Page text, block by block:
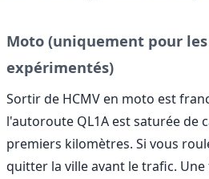
Moto (uniquement pour
expérimentés)
Sortir de HCMV en moto est
l'autoroute QL1A est saturée de
premiers kilomètres. Si vous
quitter la ville avant le trafic. Une